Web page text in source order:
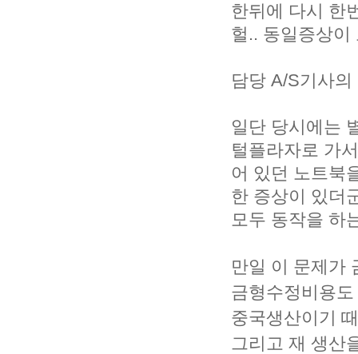
한뒤에 다시 한
헐.. 동일증상이
담당 A/S기사
일단 당시에는
털플라자로 가
어 있던 노트북
한 증상이 있더
모두 동작을 하
만일 이 문제가
금형수정비용
중국생산이기
그리고 재 생산